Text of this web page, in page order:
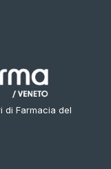
di Farmacia del